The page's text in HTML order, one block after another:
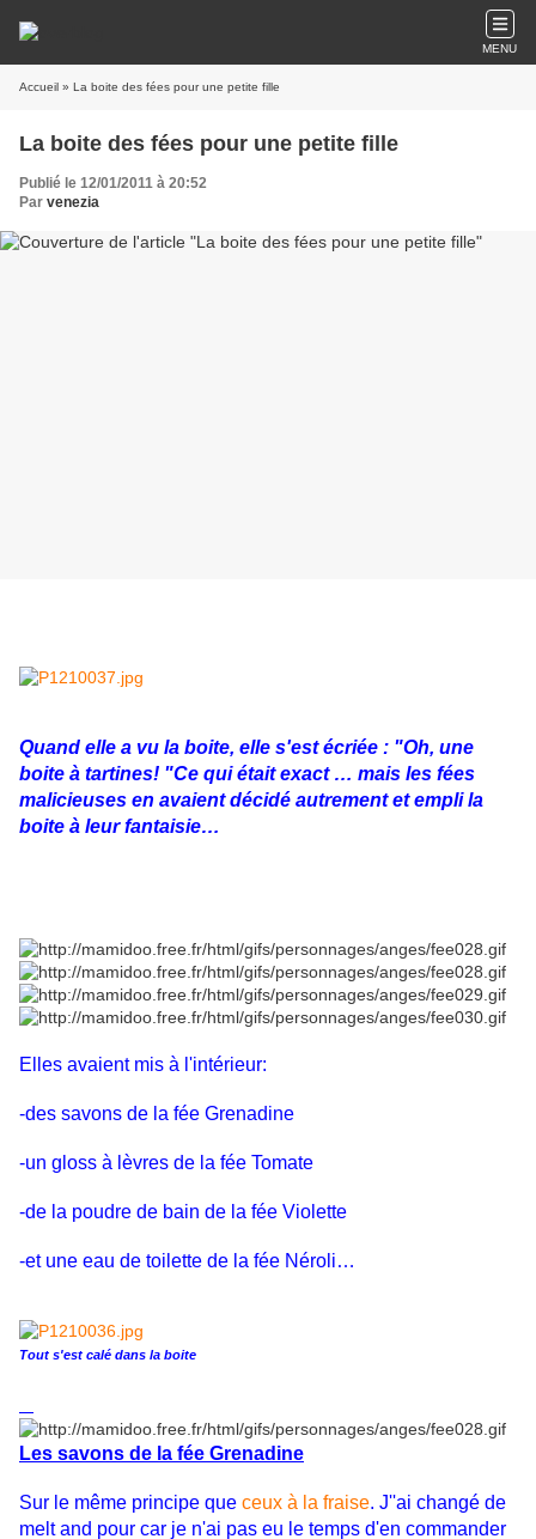
MENU
Accueil » La boite des fées pour une petite fille
La boite des fées pour une petite fille
Publié le 12/01/2011 à 20:52
Par venezia
Quand elle a vu la boite, elle s'est écriée : "Oh, une
boite à tartines! "Ce qui était exact … mais les fées
malicieuses en avaient décidé autrement et empli la
boite à leur fantaisie…
Elles avaient mis à l'intérieur:
-des savons de la fée Grenadine
-un gloss à lèvres de la fée Tomate
-de la poudre de bain de la fée Violette
-et une eau de toilette de la fée Néroli…
Tout s'est calé dans la boite
Les savons de la fée Grenadine
Sur le même principe que ceux à la fraise. J''ai changé de
melt and pour car je n'ai pas eu le temps d'en commander